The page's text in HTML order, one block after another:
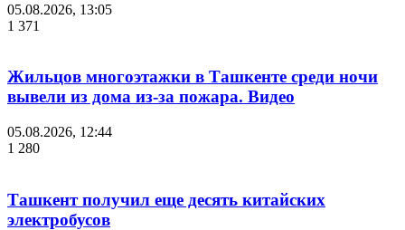
05.08.2026, 13:05
1 371
Жильцов многоэтажки в Ташкенте среди ночи
вывели из дома из-за пожара. Видео
05.08.2026, 12:44
1 280
Ташкент получил еще десять китайских
электробусов